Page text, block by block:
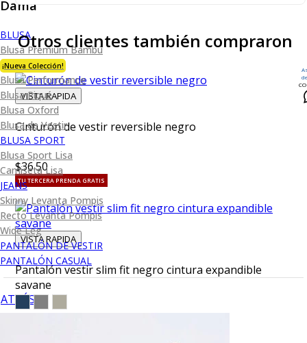
Dama
BLUSA
Blusa Premium Bambú
¡Nueva Colección!
Blusa Performance
Blusa Piqué
Blusa Oxford
Blusa de Vestir
BLUSA SPORT
Blusa Sport Lisa
Camiseta Lisa
JEANS
Skinny Levanta Pompis
Recto Levanta Pompis
Wide Leg
PANTALÓN DE VESTIR
PANTALÓN CASUAL
ATRÁS
Otros clientes también compraron
VISTA RAPIDA
Cinturón de vestir reversible negro
$36.50
TU TERCERA PRENDA GRATIS
VISTA RAPIDA
Pantalón vestir slim fit negro cintura expandible
savane
de